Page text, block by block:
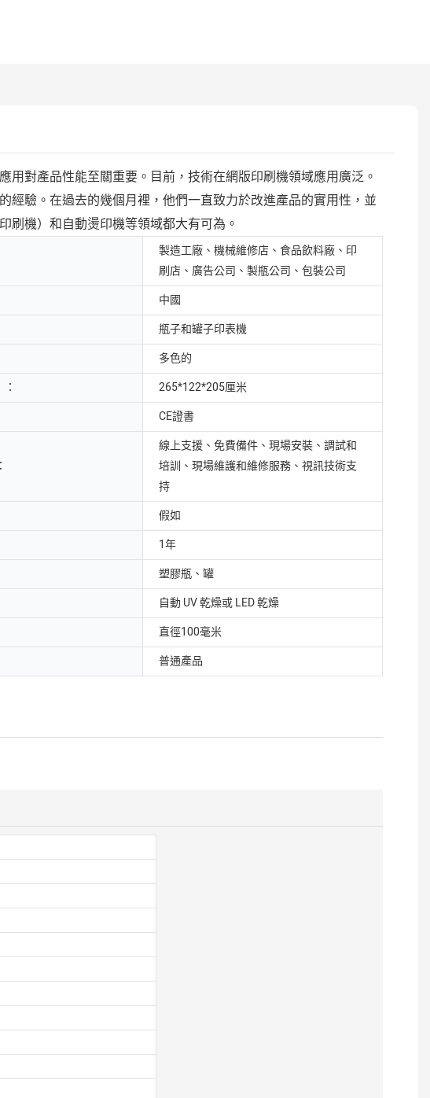
對產品性能至關重要。目前，技術在網版印刷機領域應用廣泛。
驗。在過去的幾個月裡，他們一直致力於改進產品的實用性，並
刷機）和自動燙印機等領域都大有可為。
製造工廠、機械維修店、食品飲料廠、印
刷店、廣告公司、製瓶公司、包裝公司
中國
瓶子和罐子印表機
多色的
265*122*205厘米
CE證書
線上支援、免費備件、現場安裝、調試和
培訓、現場維護和維修服務、視訊技術支
持
假如
1年
塑膠瓶、罐
自動 UV 乾燥或 LED 乾燥
直徑100毫米
普通產品